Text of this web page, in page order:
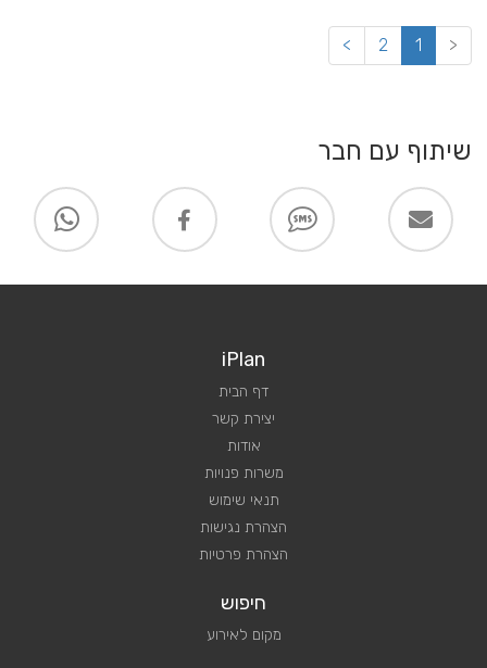
<
1
2
>
שיתוף עם חבר
iPlan
דף הבית
יצירת קשר
אודות
משרות פנויות
תנאי שימוש
הצהרת נגישות
הצהרת פרטיות
חיפוש
מקום לאירוע